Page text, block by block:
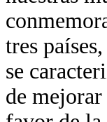
tres
se
de